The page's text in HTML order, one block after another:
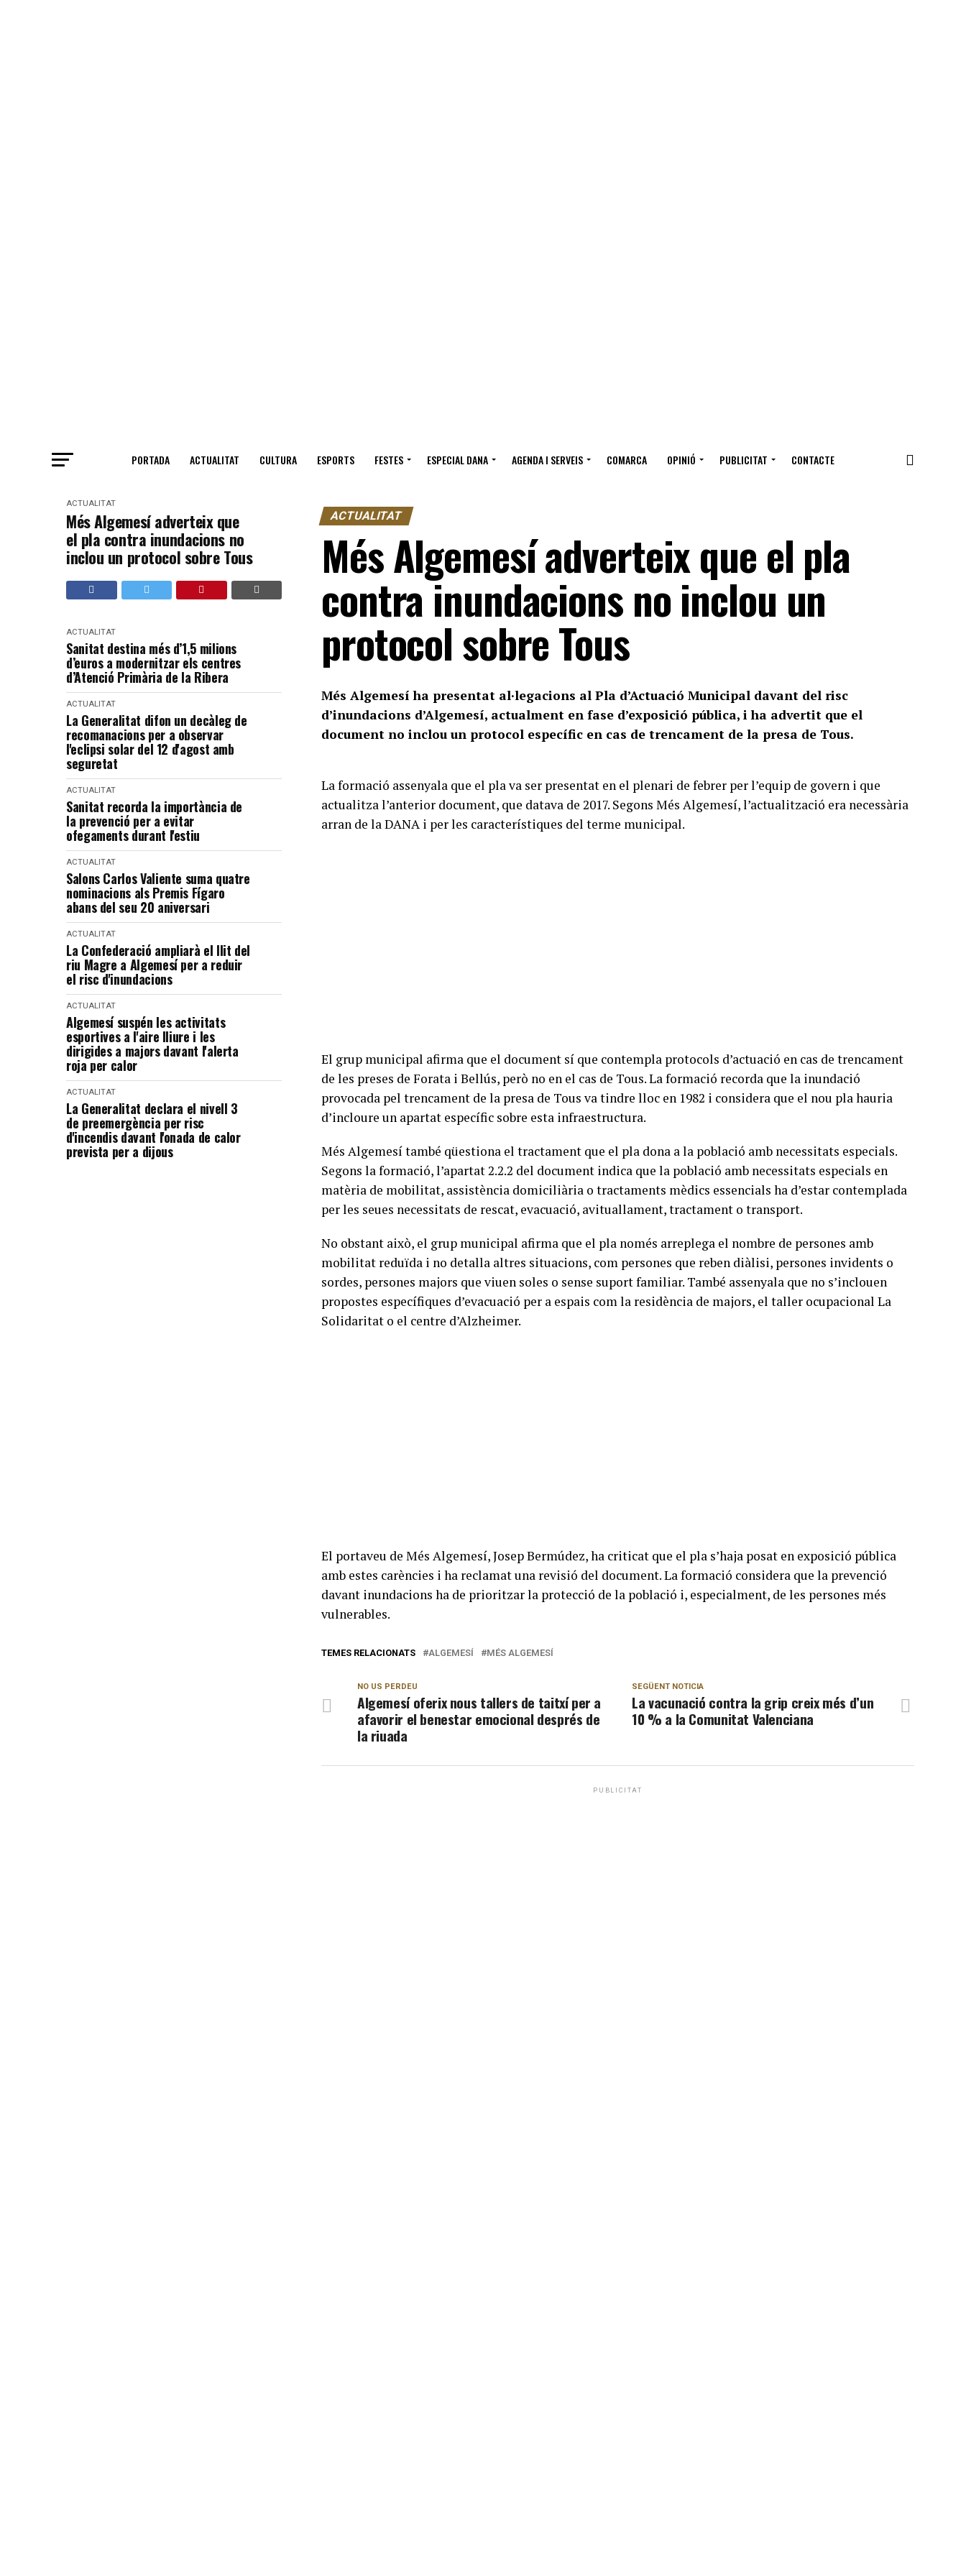
PORTADA ACTUALITAT CULTURA ESPORTS FESTES ESPECIAL DANA AGENDA I SERVEIS COMARCA OPINIÓ PUBLICITAT CONTACTE
ACTUALITAT
Més Algemesí adverteix que
el pla contra inundacions no
inclou un protocol sobre Tous
ACTUALITAT
Sanitat destina més d’1,5 milions
d’euros a modernitzar els centres
d’Atenció Primària de la Ribera
ACTUALITAT
La Generalitat difon un decàleg de
recomanacions per a observar
l'eclipsi solar del 12 d'agost amb
seguretat
ACTUALITAT
Sanitat recorda la importància de
la prevenció per a evitar
ofegaments durant l'estiu
ACTUALITAT
Salons Carlos Valiente suma quatre
nominacions als Premis Fígaro
abans del seu 20 aniversari
ACTUALITAT
La Confederació ampliarà el llit del
riu Magre a Algemesí per a reduir
el risc d'inundacions
ACTUALITAT
Algemesí suspén les activitats
esportives a l'aire lliure i les
dirigides a majors davant l'alerta
roja per calor
ACTUALITAT
La Generalitat declara el nivell 3
de preemergència per risc
d'incendis davant l'onada de calor
prevista per a dijous
ACTUALITAT
Més Algemesí adverteix que el pla
contra inundacions no inclou un
protocol sobre Tous
Més Algemesí ha presentat al·legacions al Pla d’Actuació Municipal davant del risc
d’inundacions d’Algemesí, actualment en fase d’exposició pública, i ha advertit que el
document no inclou un protocol específic en cas de trencament de la presa de Tous.
La formació assenyala que el pla va ser presentat en el plenari de febrer per l’equip de govern i que
actualitza l’anterior document, que datava de 2017. Segons Més Algemesí, l’actualització era necessària
arran de la DANA i per les característiques del terme municipal.
El grup municipal afirma que el document sí que contempla protocols d’actuació en cas de trencament
de les preses de Forata i Bellús, però no en el cas de Tous. La formació recorda que la inundació
provocada pel trencament de la presa de Tous va tindre lloc en 1982 i considera que el nou pla hauria
d’incloure un apartat específic sobre esta infraestructura.
Més Algemesí també qüestiona el tractament que el pla dona a la població amb necessitats especials.
Segons la formació, l’apartat 2.2.2 del document indica que la població amb necessitats especials en
matèria de mobilitat, assistència domiciliària o tractaments mèdics essencials ha d’estar contemplada
per les seues necessitats de rescat, evacuació, avituallament, tractament o transport.
No obstant això, el grup municipal afirma que el pla només arreplega el nombre de persones amb
mobilitat reduïda i no detalla altres situacions, com persones que reben diàlisi, persones invidents o
sordes, persones majors que viuen soles o sense suport familiar. També assenyala que no s’inclouen
propostes específiques d’evacuació per a espais com la residència de majors, el taller ocupacional La
Solidaritat o el centre d’Alzheimer.
El portaveu de Més Algemesí, Josep Bermúdez, ha criticat que el pla s’haja posat en exposició pública
amb estes carències i ha reclamat una revisió del document. La formació considera que la prevenció
davant inundacions ha de prioritzar la protecció de la població i, especialment, de les persones més
vulnerables.
TEMES RELACIONATS ALGEMESÍ MÉS ALGEMESÍ
SEGÜENT NOTICIA
La vacunació contra la grip creix més d’un
10 % a la Comunitat Valenciana
NO US PERDEU
Algemesí oferix nous tallers de taitxí per a
afavorir el benestar emocional després de
la riuada
PUBLICITAT